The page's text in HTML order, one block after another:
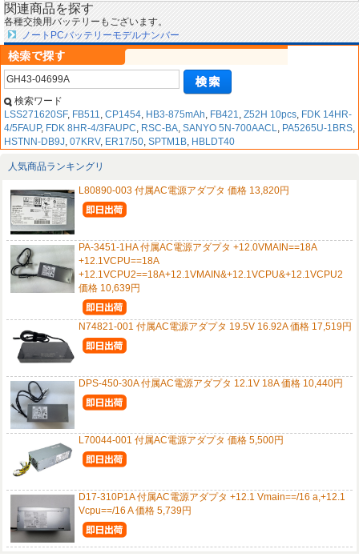
関連商品を探す
各種交換用バッテリーもございます。
ノートPCバッテリーモデルナンバー
検索ワード
LSS271620SF, FB511, CP1454, HB3-875mAh, FB421, Z52H 10pcs, FDK 14HR-
4/5FAUP, FDK 8HR-4/3FAUPC, RSC-BA, SANYO 5N-700AACL, PA5265U-1BRS,
HSTNN-DB9J, 07KRV, ER17/50, SPTM1B, HBLDT40
人気商品ランキングリ
L80890-003 付属AC電源アダプタ 価格 13,820円
PA-3451-1HA 付属AC電源アダプタ +12.0VMAIN==18A
+12.1VCPU==18A
+12.1VCPU2==18A+12.1VMAIN&+12.1VCPU&+12.1VCPU2
価格 10,639円
N74821-001 付属AC電源アダプタ 19.5V 16.92A 価格 17,519円
DPS-450-30A 付属AC電源アダプタ 12.1V 18A 価格 10,440円
L70044-001 付属AC電源アダプタ 価格 5,500円
D17-310P1A 付属AC電源アダプタ +12.1 Vmain==/16 a,+12.1
Vcpu==/16 A 価格 5,739円